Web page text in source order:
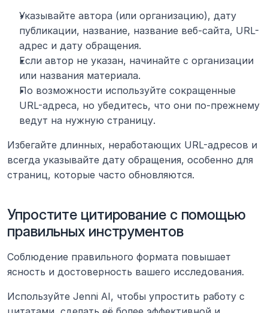
Указывайте автора (или организацию), дату
публикации, название, название веб-сайта, URL-
адрес и дату обращения.
Если автор не указан, начинайте с организации
или названия материала.
По возможности используйте сокращенные
URL-адреса, но убедитесь, что они по-прежнему
ведут на нужную страницу.
Избегайте длинных, неработающих URL-адресов и
всегда указывайте дату обращения, особенно для
страниц, которые часто обновляются.
Упростите цитирование с помощью
правильных инструментов
Соблюдение правильного формата повышает
ясность и достоверность вашего исследования.
Используйте Jenni AI, чтобы упростить работу с